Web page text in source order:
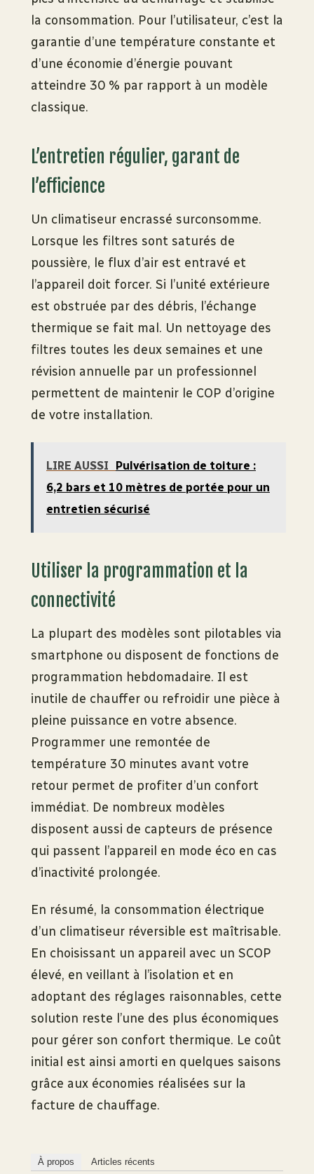
la consommation. Pour l’utilisateur, c’est la
garantie d’une température constante et
d’une économie d’énergie pouvant
atteindre 30 % par rapport à un modèle
classique.
L’entretien régulier, garant de
l’efficience
Un climatiseur encrassé surconsomme.
Lorsque les filtres sont saturés de
poussière, le flux d’air est entravé et
l’appareil doit forcer. Si l’unité extérieure
est obstruée par des débris, l’échange
thermique se fait mal. Un nettoyage des
filtres toutes les deux semaines et une
révision annuelle par un professionnel
permettent de maintenir le COP d’origine
de votre installation.
LIRE AUSSI
Pulvérisation de toiture :
6,2 bars et 10 mètres de portée pour un
entretien sécurisé
Utiliser la programmation et la
connectivité
La plupart des modèles sont pilotables via
smartphone ou disposent de fonctions de
programmation hebdomadaire. Il est
inutile de chauffer ou refroidir une pièce à
pleine puissance en votre absence.
Programmer une remontée de
température 30 minutes avant votre
retour permet de profiter d’un confort
immédiat. De nombreux modèles
disposent aussi de capteurs de présence
qui passent l’appareil en mode éco en cas
d’inactivité prolongée.
En résumé, la consommation électrique
d’un climatiseur réversible est maîtrisable.
En choisissant un appareil avec un SCOP
élevé, en veillant à l’isolation et en
adoptant des réglages raisonnables, cette
solution reste l’une des plus économiques
pour gérer son confort thermique. Le coût
initial est ainsi amorti en quelques saisons
grâce aux économies réalisées sur la
facture de chauffage.
À propos Articles récents